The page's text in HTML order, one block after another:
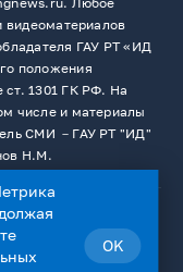
видеоматериалов
ГАУ РТ «ИД
положения
1301 ГК РФ. На
числе и материалы
СМИ －ГАУ РТ "ИД"
Н.М.
OK